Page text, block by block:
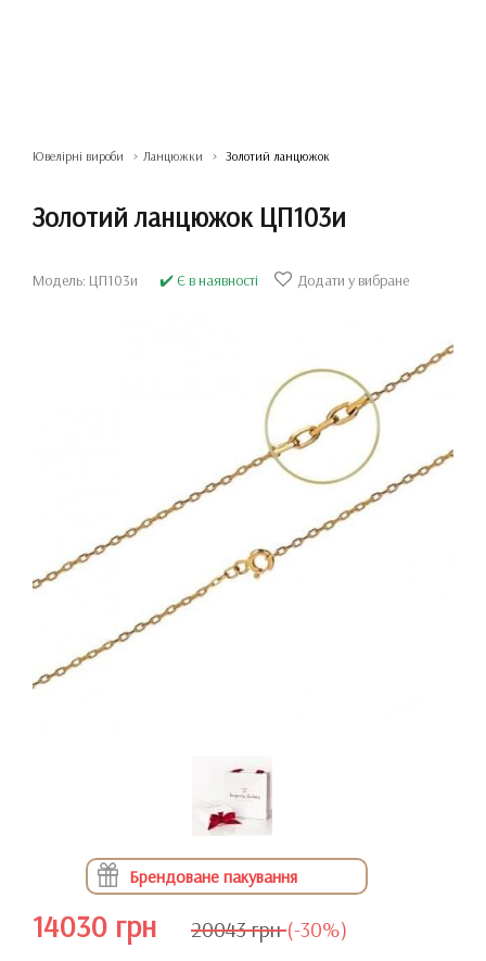
Ювелірні вироби Ланцюжки Золотий ланцюжок
Золотий ланцюжок ЦП103и
Модель: ЦП103и ✔️ Є в наявності Додати у вибране
Брендоване пакування
14030 грн 20043 грн (-30%)